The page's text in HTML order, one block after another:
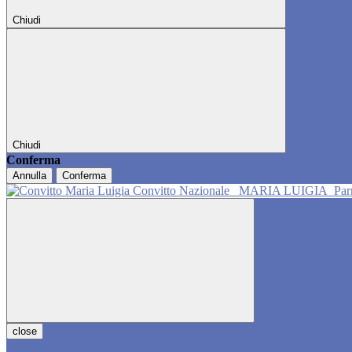
Chiudi
Chiudi
Conferma
Annulla Conferma
Convitto Nazionale MARIA LUIGIA
close